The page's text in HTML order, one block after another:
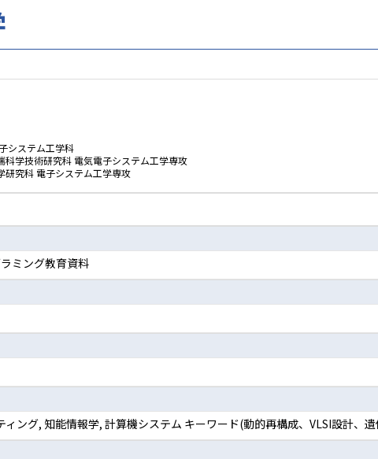
システム工学科
科学技術研究科 電気電子システム工学専攻
研究科 電子システム工学専攻
ミング教育資料
ング, 知能情報学, 計算機システム キーワード(動的再構成、VLSI設計、